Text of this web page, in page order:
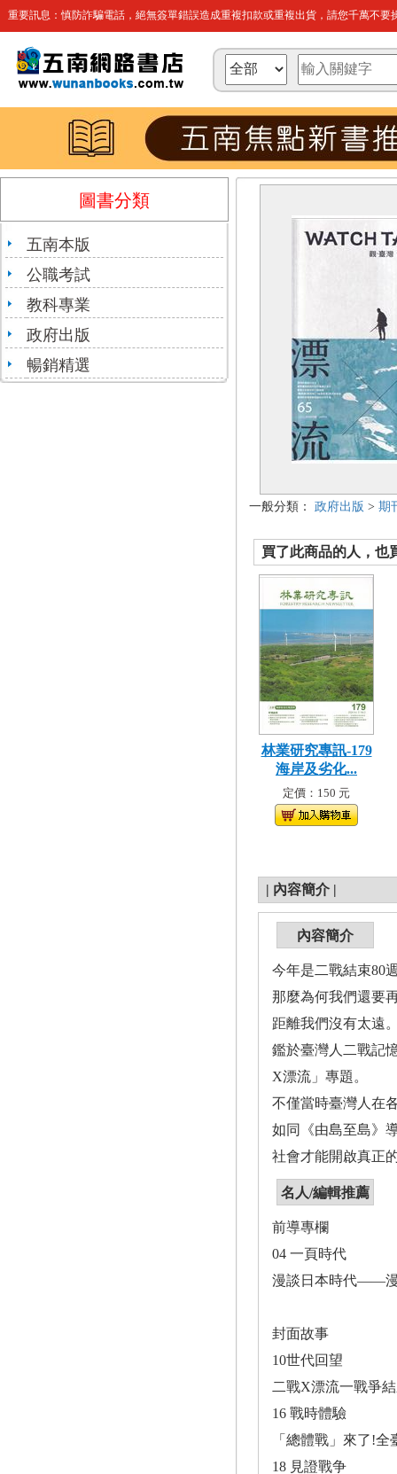
重要訊息：慎防詐騙電話，絕無簽單錯誤造成重複扣款或重複出貨，請您千萬不要
圖書分類
五南本版
公職考試
教科專業
政府出版
暢銷精選
一般分類： 政府出版 > 期
買了此商品的人，也
林業研究專訊-179
海岸及劣化...
定價：150 元
| 內容簡介 |
內容簡介
今年是二戰結束80
那麼為何我們還要
距離我們沒有太遠
鑑於臺灣人二戰記
X漂流」專題。
不僅當時臺灣人在
如同《由島至島》
社會才能開啟真正
名人/編輯推薦
前導專欄
04 一頁時代
漫談日本時代――
封面故事
10世代回望
二戰X漂流一戰爭
16 戰時體驗
「總體戰」來了!
18 見證戰争